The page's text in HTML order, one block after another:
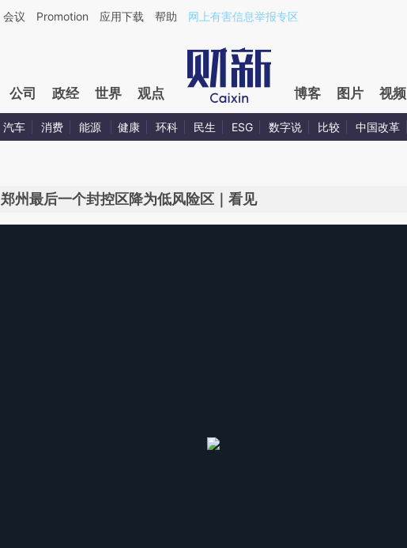
会议 Promotion 应用下载 帮助 网上有害信息举报专区
公司 政经 世界 观点 博客 图片 视频
汽车 消费 能源 健康 环科 民生 ESG 数字说 比较 中国改革
郑州最后一个封控区降为低风险区｜看见